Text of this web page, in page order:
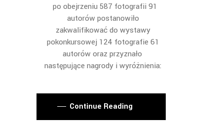
po obejrzeniu 587 fotografii 91
autorów postanowiło
zakwalifikować do wystawy
pokonkursowej 124 fotografie 61
autorów oraz przyznało
następujące nagrody i wyróżnienia:
Continue Reading